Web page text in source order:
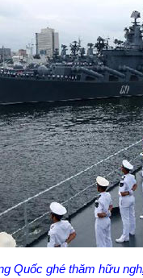
Quốc ghé thăm hữu